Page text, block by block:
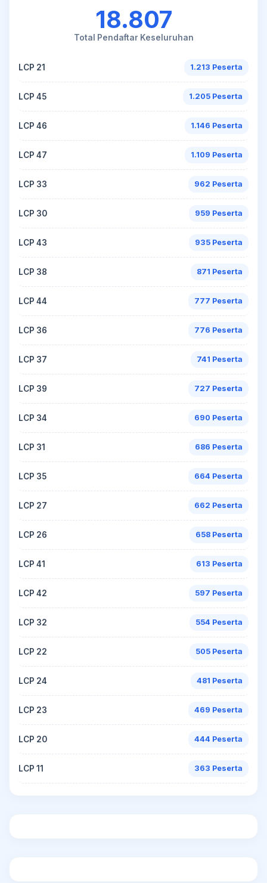
18.807
Total Pendaftar Keseluruhan
LCP 21 1.213 Peserta
LCP 45 1.205 Peserta
LCP 46 1.146 Peserta
LCP 47 1.109 Peserta
LCP 33 962 Peserta
LCP 30 959 Peserta
LCP 43 935 Peserta
LCP 38 871 Peserta
LCP 44 777 Peserta
LCP 36 776 Peserta
LCP 37 741 Peserta
LCP 39 727 Peserta
LCP 34 690 Peserta
LCP 31 686 Peserta
LCP 35 664 Peserta
LCP 27 662 Peserta
LCP 26 658 Peserta
LCP 41 613 Peserta
LCP 42 597 Peserta
LCP 32 554 Peserta
LCP 22 505 Peserta
LCP 24 481 Peserta
LCP 23 469 Peserta
LCP 20 444 Peserta
LCP 11 363 Peserta